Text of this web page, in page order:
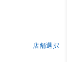
店舗選択